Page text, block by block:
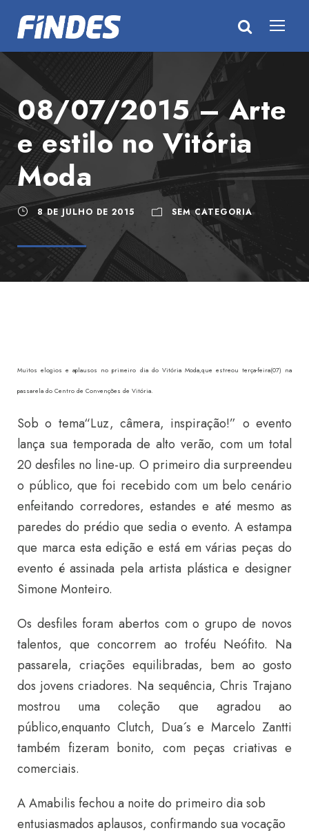
08/07/2015 – Arte
e estilo no Vitória
Moda
8 DE JULHO DE 2015 SEM CATEGORIA
Muitos elogios e aplausos no primeiro dia do Vitória Moda,que estreou terça-feira(07) na
passarela do Centro de Convenções de Vitória.
Sob o tema“Luz, câmera, inspiração!” o evento
lança sua temporada de alto verão, com um total
20 desfiles no line-up. O primeiro dia surpreendeu
o público, que foi recebido com um belo cenário
enfeitando corredores, estandes e até mesmo as
paredes do prédio que sedia o evento. A estampa
que marca esta edição e está em várias peças do
evento é assinada pela artista plástica e designer
Simone Monteiro.
Os desfiles foram abertos com o grupo de novos
talentos, que concorrem ao troféu Neófito. Na
passarela, criações equilibradas, bem ao gosto
dos jovens criadores. Na sequência, Chris Trajano
mostrou uma coleção que agradou ao
público,enquanto Clutch, Dua´s e Marcelo Zantti
também fizeram bonito, com peças criativas e
comerciais.
A Amabilis fechou a noite do primeiro dia sob
entusiasmados aplausos, confirmando sua vocação